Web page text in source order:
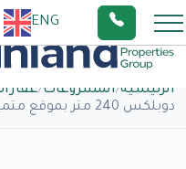
ENG
الرئيسية/المشروعات/
دوبلكس 240 متر بموقع متميز للبيع في مدينة نصر